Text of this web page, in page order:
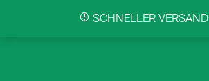
SCHNELLER VERSAND